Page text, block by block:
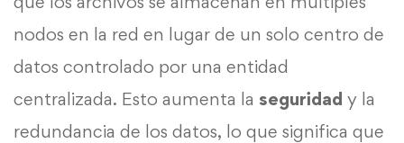
nodos en la red en lugar de un solo centro de
datos controlado por una entidad
centralizada. Esto aumenta la seguridad y la
redundancia de los datos, lo que significa que